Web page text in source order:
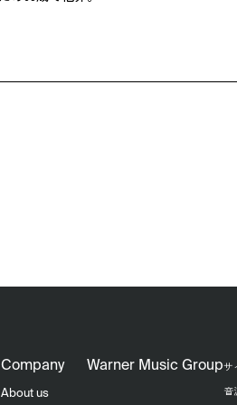
Company
About us
Warner Music Groupサ
音